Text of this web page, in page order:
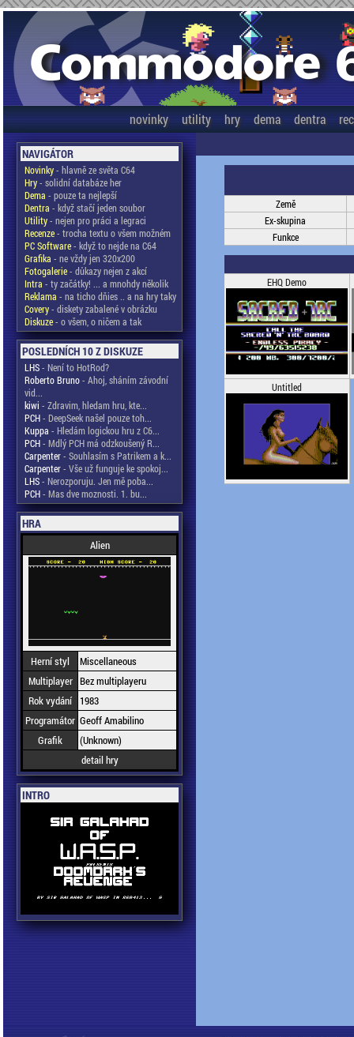
novinky utility hry dema dentra
NAVIGÁTOR
Novinky- hlavně ze světa C64
Hry- solidní databáze her
Dema - pouze ta nejlepší
Dentra - když stačí jeden soubor
Utility- nejen pro práci a legraci
Recenze- trocha textu o všem možném
PC Software- když to nejde na C64
Grafika - ne vždy jen 320x200
Fotogalerie- důkazy nejen z akcí
Intra - ty začátky! ... a mnohdy několik
Reklama - na ticho dňies .. a na hry taky
Covery- diskety zabalené v obrázku
Diskuze- o všem, o ničem a tak
POSLEDNÍCH 10 Z DISKUZE
LHS- Není to HotRod?
Roberto Bruno- Ahoj, sháním závodní
vid...
kiwi - Zdravim, hledam hru, kte...
PCH- DeepSeek našel pouze toh...
Kuppa - Hledám logickou hru z C6...
PCH- Mdlý PCH má odzkoušený R...
Carpenter- Souhlasím s Patrikem a k...
Carpenter- Vše už funguje ke spokoj...
LHS- Nerozporuju. Jen mě poba...
PCH- Mas dve moznosti. 1. bu...
HRA
Alien
Herní styl
Miscellaneous
Multiplayer Bez multiplayeru
Rok vydání
1983
Programátor Geoff Amabilino
Grafik
(Unknown)
detail hry
INTRO
Země
Ex-skupina
Funkce
EHQ Demo
Untitled